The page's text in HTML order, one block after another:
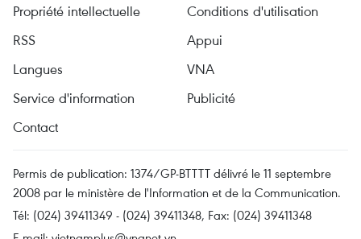
Propriété intellectuelle
Conditions d'utilisation
RSS
Appui
Langues
VNA
Service d'information
Publicité
Contact
Permis de publication: 1374/GP-BTTTT délivré le 11 septembre
2008 par le ministère de l'Information et de la Communication.
Tél: (024) 39411349 - (024) 39411348, Fax: (024) 39411348